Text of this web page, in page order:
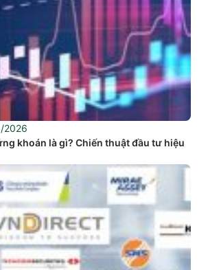
2026
khoán là gì? Chiến thuật đầu tư hiệu